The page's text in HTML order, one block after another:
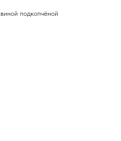
подкопчёной